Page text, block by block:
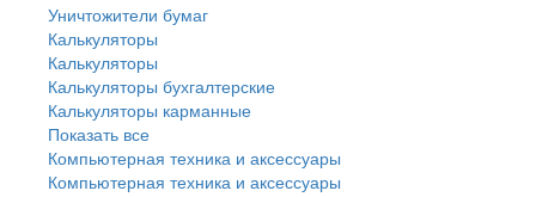
Уничтожители бумаг
Калькуляторы
Калькуляторы
Калькуляторы бухгалтерские
Калькуляторы карманные
Показать все
Компьютерная техника и аксессуары
Компьютерная техника и аксессуары